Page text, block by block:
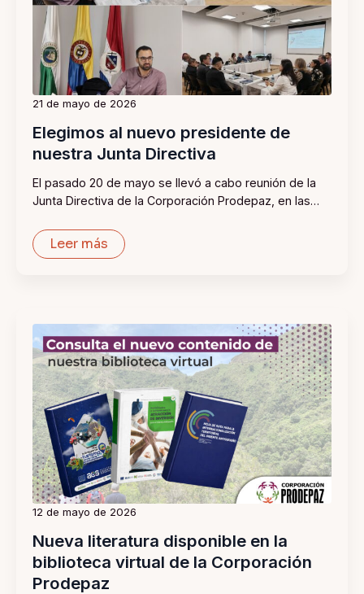
Elegimos al nuevo presidente de
nuestra Junta Directiva
21 de mayo de 2026
El pasado 20 de mayo se llevó a cabo reunión de la
Junta Directiva de la Corporación Prodepaz, en las…
Leer más
Nueva literatura disponible en la
biblioteca virtual de la Corporación
Prodepaz
12 de mayo de 2026